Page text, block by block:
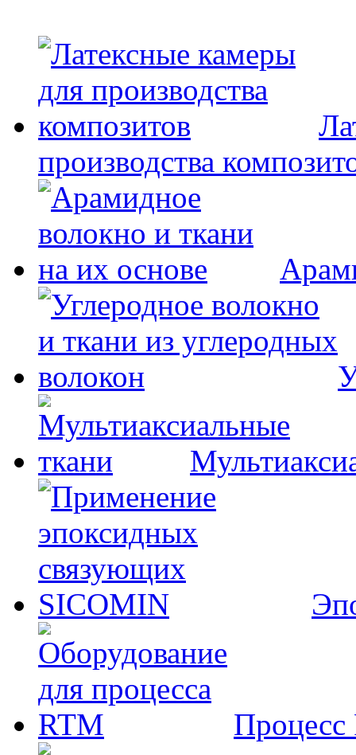
производства
Процесс